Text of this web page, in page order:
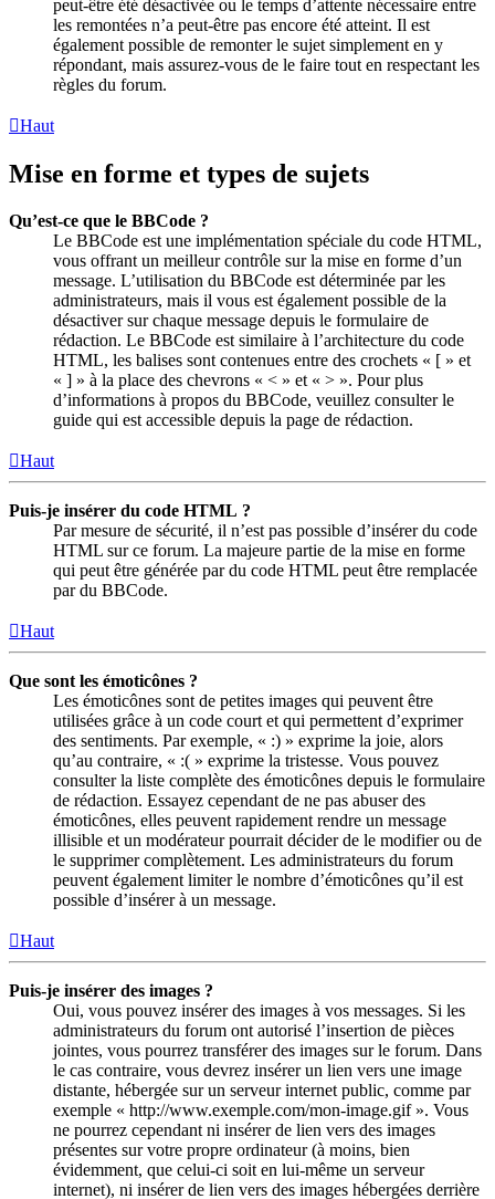
peut-être été désactivée ou le temps d’attente nécessaire entre
les remontées n’a peut-être pas encore été atteint. Il est
également possible de remonter le sujet simplement en y
répondant, mais assurez-vous de le faire tout en respectant les
règles du forum.
Haut
Mise en forme et types de sujets
Qu’est-ce que le BBCode ?
Le BBCode est une implémentation spéciale du code HTML,
vous offrant un meilleur contrôle sur la mise en forme d’un
message. L’utilisation du BBCode est déterminée par les
administrateurs, mais il vous est également possible de la
désactiver sur chaque message depuis le formulaire de
rédaction. Le BBCode est similaire à l’architecture du code
HTML, les balises sont contenues entre des crochets « [ » et
« ] » à la place des chevrons « < » et « > ». Pour plus
d’informations à propos du BBCode, veuillez consulter le
guide qui est accessible depuis la page de rédaction.
Haut
Puis-je insérer du code HTML ?
Par mesure de sécurité, il n’est pas possible d’insérer du code
HTML sur ce forum. La majeure partie de la mise en forme
qui peut être générée par du code HTML peut être remplacée
par du BBCode.
Haut
Que sont les émoticônes ?
Les émoticônes sont de petites images qui peuvent être
utilisées grâce à un code court et qui permettent d’exprimer
des sentiments. Par exemple, « :) » exprime la joie, alors
qu’au contraire, « :( » exprime la tristesse. Vous pouvez
consulter la liste complète des émoticônes depuis le formulaire
de rédaction. Essayez cependant de ne pas abuser des
émoticônes, elles peuvent rapidement rendre un message
illisible et un modérateur pourrait décider de le modifier ou de
le supprimer complètement. Les administrateurs du forum
peuvent également limiter le nombre d’émoticônes qu’il est
possible d’insérer à un message.
Haut
Puis-je insérer des images ?
Oui, vous pouvez insérer des images à vos messages. Si les
administrateurs du forum ont autorisé l’insertion de pièces
jointes, vous pourrez transférer des images sur le forum. Dans
le cas contraire, vous devrez insérer un lien vers une image
distante, hébergée sur un serveur internet public, comme par
exemple « http://www.exemple.com/mon-image.gif ». Vous
ne pourrez cependant ni insérer de lien vers des images
présentes sur votre propre ordinateur (à moins, bien
évidemment, que celui-ci soit en lui-même un serveur
internet), ni insérer de lien vers des images hébergées derrière